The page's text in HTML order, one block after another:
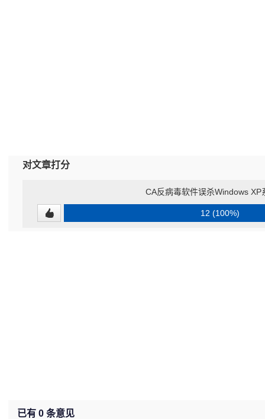
对文章打分
CA反病毒软件误杀Windows XP
12 (100%)
已有 0 条意见